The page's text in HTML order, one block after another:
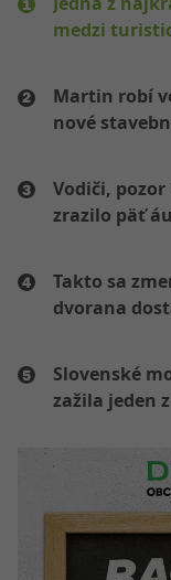
medzi
Martin robí
nové
Vodiči,
zrazilo päť
Takto sa
dvorana
Slovenské
zažila jeden